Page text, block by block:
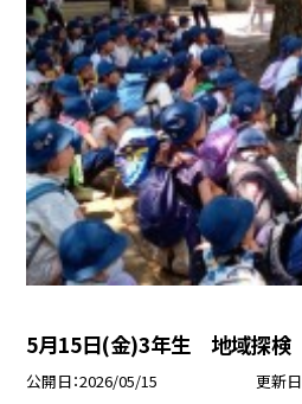
5月15日(金)3年生 地域探検
公開日 2026/05/15 更新日